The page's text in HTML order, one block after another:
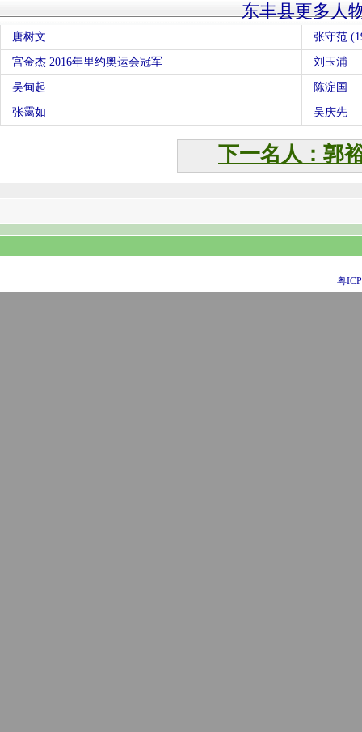
东丰县更多人
唐树文 张守范
宫金杰 2016年里约奥运会冠军 刘玉浦
吴甸起 陈淀国
张霭如 吴庆先
下一名人：郭
粤